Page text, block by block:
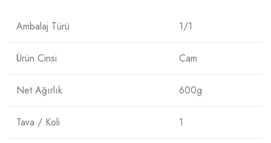
Ambalaj Türü 1/1
Ürün Cinsi Cam
Net Ağırlık 600g
Tava / Koli 1